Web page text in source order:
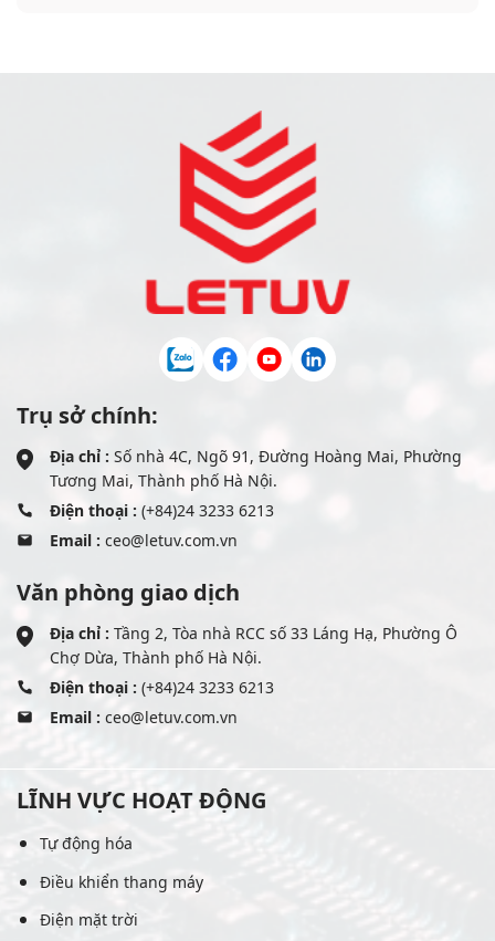
Trụ sở chính:
Địa chỉ : Số nhà 4C, Ngõ 91, Đường Hoàng Mai, Phường
Tương Mai, Thành phố Hà Nội.
Điện thoại : (+84)24 3233 6213
Email : ceo@letuv.com.vn
Văn phòng giao dịch
Địa chỉ : Tầng 2, Tòa nhà RCC số 33 Láng Hạ, Phường Ô
Chợ Dừa, Thành phố Hà Nội.
Điện thoại : (+84)24 3233 6213
Email : ceo@letuv.com.vn
LĨNH VỰC HOẠT ĐỘNG
Tự động hóa
Điều khiển thang máy
Điện mặt trời